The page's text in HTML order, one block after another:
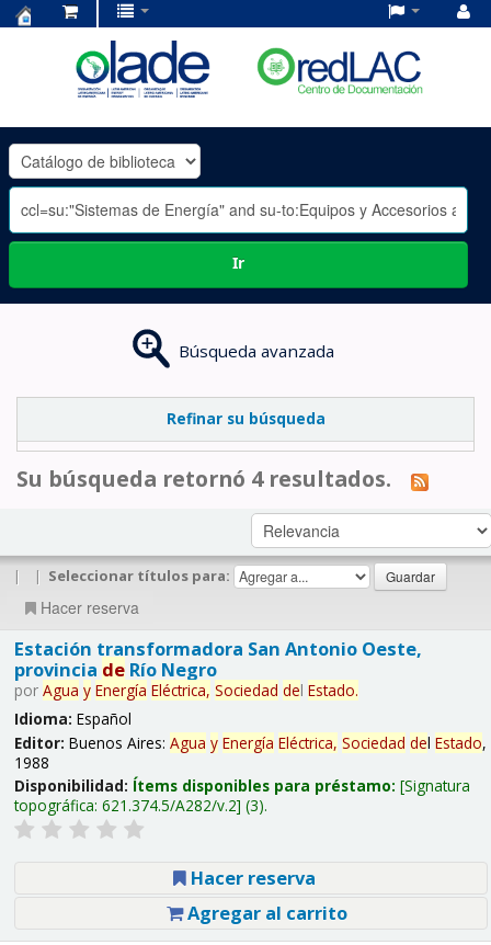
OLADE
-
Ir
Búsqueda avanzada
Refinar su búsqueda
Su búsqueda retornó 4 resultados.
| | Seleccionar títulos para:
Hacer reserva
Estación transformadora San Antonio Oeste,
provincia deRío Negro
por Agua y Energía Eléctrica, Sociedad del Estado.
Idioma: Español
Editor: Buenos Aires: Agua y Energía Eléctrica, Sociedad del Estado,
1988
Disponibilidad: Ítems disponibles para préstamo: Signatura
topográfica: 621.374.5/A282/v.2 (3).
Hacer reserva
Agregar al carrito